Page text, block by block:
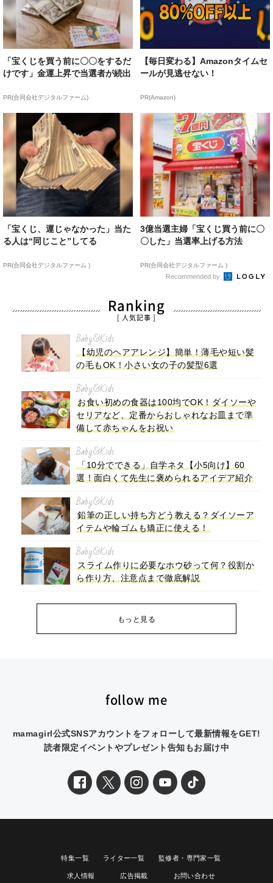
「宝くじを買う前に〇〇をするだ
けです」金運上昇で当選者が続出
PR(合同会社デジタルファーム)
【毎日変わる】Amazonタイムセ
ールが見逃せない！
PR(Amazon)
「宝くじ、運じゃなかった」当た
る人は“同じこと”してる
PR(合同会社デジタルファーム )
3億当選主婦「宝くじ買う前に〇
〇した」当選率上げる方法
PR(合同会社デジタルファーム )
Recommended by
Ranking
[ 人気記事 ]
Baby&Kids
【幼児のヘアアレンジ】簡単！薄毛や短い髪
の毛もOK！小さい女の子の髪型6選
Baby&Kids
お食い初めの食器は100均でOK！ダイソーや
セリアなど、定番からおしゃれなお皿まで準
備して赤ちゃんをお祝い
Baby&Kids
「10分でできる」自学ネタ【小5向け】60
選！面白くて先生に褒められるアイデア紹介
Baby&Kids
鉛筆の正しい持ち方どう教える？ダイソーア
イテムや輪ゴムも矯正に使える！
Baby&Kids
スライム作りに必要なホウ砂って何？役割か
ら作り方、注意点まで徹底解説
もっと見る
follow me
mamagirl公式SNSアカウントをフォローして最新情報をGET!
読者限定イベントやプレゼント告知もお届け中
特集一覧 ライター一覧 監修者・専門家一覧
求人情報 広告掲載 お問い合わせ